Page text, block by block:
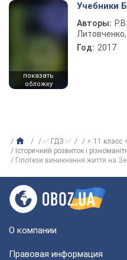
показать
обложку
Учебники
Авторы:
Год: 2017
✅ ГДЗ ✅ ⚡ 11 класс
Історичний розвиток і
Гіпотези виникнення життя на
О компании
Правовая информация